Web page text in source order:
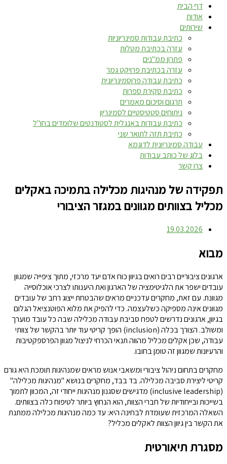
דף הבית
אודות
שירותים
כתיבת עבודות סמינריוניות
עזרה בכתיבת מטלות
פתרון ממ"נים
עזרה בכתיבת פרויקט גמר
כתיבת עבודה פרוסמינריונית
כתיבת סקירת ספרות
תרגום וסיכום מאמרים
ניתוחים סטטיסטיים לסמינריון
כתיבת עבודות באנגלית לסטודנטים שלומדים בחו"ל
כתיבת תזה לתואר שני
עבודה סמינריונית לדוגמא
בלוג של כותב עבודות
צרו קשר
תפקידה של מנהיגות מכלילה בתמיכה באקלים
מכליל בצוותים מגוונים במגזר הציבורי
19.03.2026
מבוא
ארגונים ציבוריים רבים רואים בגיוון כוח אדם יעד מרכזי, מתוך ציפייה שמגוון
עובדים ישפר את הלגיטימציה של הארגון ואת היענותו לצרכי אוכלוסייה
מגוונת. עם זאת, מחקרים עדכניים מראים שהבטחת ייצוג רחב של עובדים
מגוונים אינה מספיקה כשלעצמה. כדי להפיק את מלוא הפוטנציאל הגלום
בגיוון, ארגונים נדרשים לטפח סביבת עבודה מכלילה שבה כל עובד מוערך
ומשולב. הצורך בכלה (inclusion) הופך קריטי עוד יותר בהקשר של צוותי
עבודה, שכן אקלים מכליל מהווה תנאי הכרחי לניצול מגוון הפרספקטיבות
והרעיונות שמגוון זה טומן בחובו.
מחקרים בתחום ניהול ציבורי ומשאבי אנוש מראים שמנהיגות תומכת היא גורם
קריטי ליצירת סביבה מכלילה. בד בבד, מחקרים בנושא "מנהיגות מכלילה"
(inclusive leadership) מדגישים שסגנון מנהיגות ייחודי זה, המכוון לתמוך
בשייכות ובייחודיות של חברי הצוות, הוא הנחוץ ביותר לטיפוח כלה בצוותים.
השאלה המרכזית שעומדת לבחינה היא: עד כמה מנהיגות מכלילה ממתנת
את הקשר בין גיוון הצוות לאקלים מכליל?
מסגרת תיאורטית